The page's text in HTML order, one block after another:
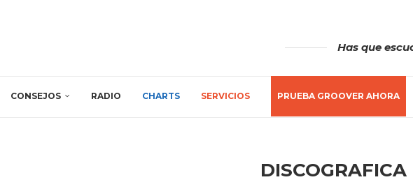
Has que
CONSEJOS RADIO CHARTS SERVICIOS PRUEBA GROOVER AHORA
DISCOGRAFICA